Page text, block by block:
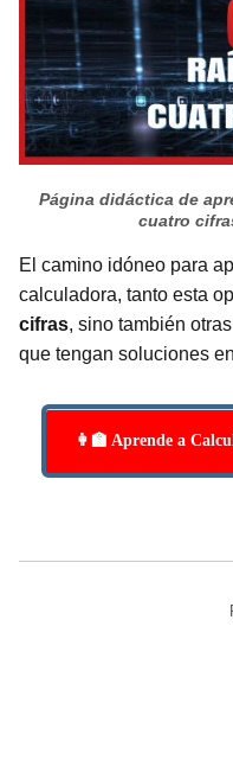
Página didáctica de
cuatro
El camino idóneo para
calculadora, tanto esta
cifras, sino también
que tengan soluciones
👩‍🏫 Aprende a